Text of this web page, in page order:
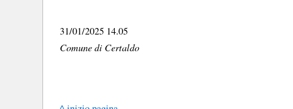
31/01/2025 14.05
Comune di Certaldo